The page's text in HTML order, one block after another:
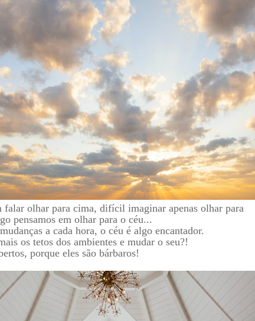
falar olhar para cima, difícil imaginar apenas olhar para
pensamos em olhar para o céu...
a cada hora, o céu é algo encantador.
os tetos dos ambientes e mudar o seu?!
porque eles são bárbaros!